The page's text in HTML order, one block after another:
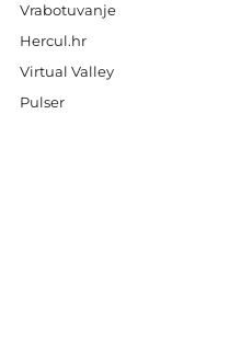
Vrabotuvanje
Hercul.hr
Virtual Valley
Pulser